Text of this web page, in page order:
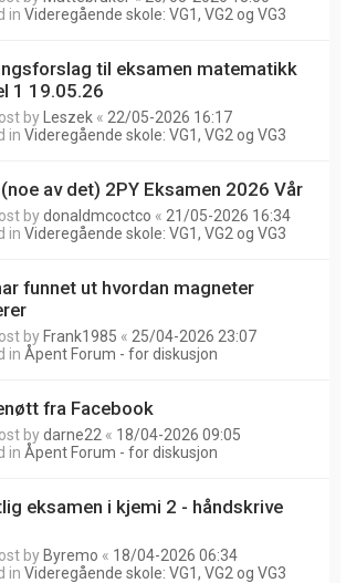
in Videregående skole: VG1, VG2 og VG3
til eksamen matematikk
1 19.05.26
by Leszek « 22/05-2026 16:17
in Videregående skole: VG1, VG2 og VG3
av det) 2PY Eksamen 2026 Vår
bydonaldmcoctco « 21/05-2026 16:34
in Videregående skole: VG1, VG2 og VG3
funnet ut hvordan magneter
by Frank1985 « 25/04-2026 23:07
in Åpent Forum - for diskusjon
fra Facebook
bydarne22 « 18/04-2026 09:05
in Åpent Forum - for diskusjon
eksamen i kjemi 2 - håndskrive
by Byremo « 18/04-2026 06:34
in Videregående skole: VG1, VG2 og VG3